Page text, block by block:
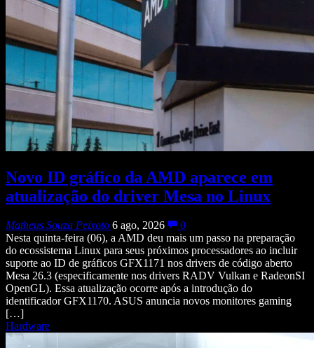
Novo ID gráfico da AMD aparece em
atualização do driver Mesa no Linux
Matheus Souza Peixoto 6 ago, 2026
0
Nesta quinta-feira (06), a AMD deu mais um passo na preparação
do ecossistema Linux para seus próximos processadores ao incluir
suporte ao ID de gráficos GFX1171 nos drivers de código aberto
Mesa 26.3 (especificamente nos drivers RADV Vulkan e RadeonSI
OpenGL). Essa atualização ocorre após a introdução do
identificador GFX1170. ASUS anuncia novos monitores gaming
[…]
Hardware